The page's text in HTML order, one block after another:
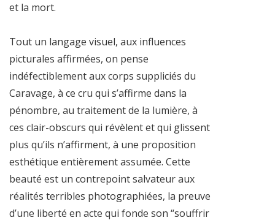
et la mort.
Tout un langage visuel, aux influences
picturales affirmées, on pense
indéfectiblement aux corps suppliciés du
Caravage, à ce cru qui s’affirme dans la
pénombre, au traitement de la lumière, à
ces clair-obscurs qui révèlent et qui glissent
plus qu’ils n’affirment, à une proposition
esthétique entièrement assumée. Cette
beauté est un contrepoint salvateur aux
réalités terribles photographiées, la preuve
d’une liberté en acte qui fonde son “souffrir